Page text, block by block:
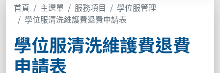
首頁 主選單 服務項目
學位服管理
學位服清洗維護費退費申請表
學位服清洗維護費退費
申請表